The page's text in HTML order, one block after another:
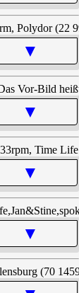
▼
▼
▼
▼